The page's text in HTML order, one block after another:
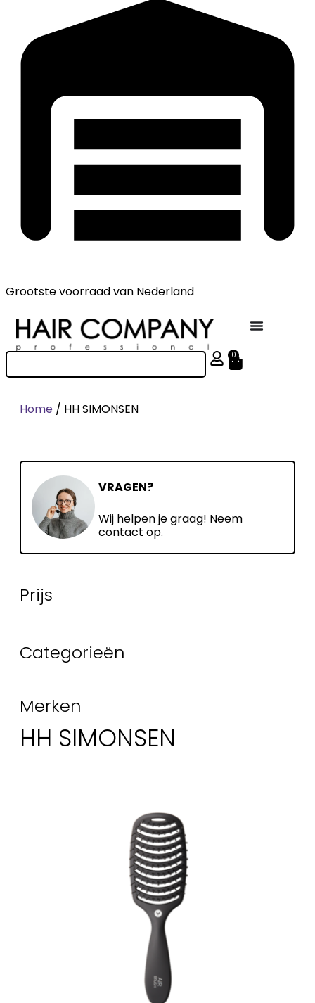
Grootste voorraadvan Nederland
0
Home / HH SIMONSEN
VRAGEN?
Wij helpen je graag! Neem
contact op.
Prijs
Categorieën
Merken
HH SIMONSEN